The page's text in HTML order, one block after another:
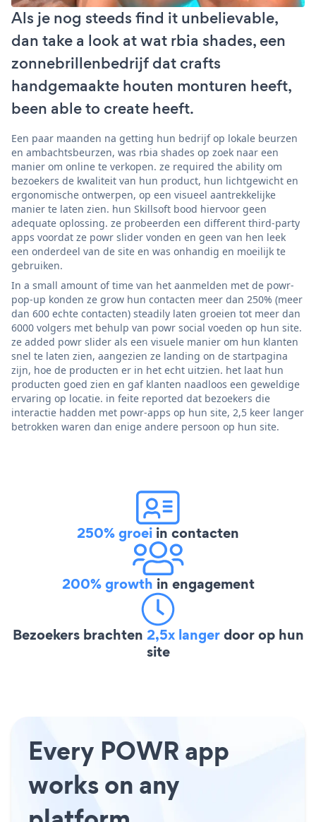
Als je nog steeds find it unbelievable,
dan take a look at wat rbia shades, een
zonnebrillenbedrijf dat crafts
handgemaakte houten monturen heeft,
been able to create heeft.
Een paar maanden na getting hun bedrijf op lokale beurzen
en ambachtsbeurzen, was rbia shades op zoek naar een
manier om online te verkopen. ze required the ability om
bezoekers de kwaliteit van hun product, hun lichtgewicht en
ergonomische ontwerpen, op een visueel aantrekkelijke
manier te laten zien. hun Skillsoft bood hiervoor geen
adequate oplossing. ze probeerden een different third-party
apps voordat ze powr slider vonden en geen van hen leek
een onderdeel van de site en was onhandig en moeilijk te
gebruiken.
In a small amount of time van het aanmelden met de powr-
pop-up konden ze grow hun contacten meer dan 250% (meer
dan 600 echte contacten) steadily laten groeien tot meer dan
6000 volgers met behulp van powr social voeden op hun site.
ze added powr slider als een visuele manier om hun klanten
snel te laten zien, aangezien ze landing on de startpagina
zijn, hoe de producten er in het echt uitzien. het laat hun
producten goed zien en gaf klanten naadloos een geweldige
ervaring op locatie. in feite reported dat bezoekers die
interactie hadden met powr-apps op hun site, 2,5 keer langer
betrokken waren dan enige andere persoon op hun site.
250% groei in contacten
200% growth in engagement
Bezoekers brachten 2,5x langerdoor op hun
site
Every POWR app
works on any